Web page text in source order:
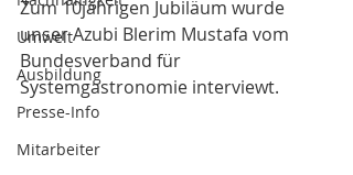
Umwelt
Ausbildung
Presse-Info
Mitarbeiter
Zum 10jährigen Jubiläum wurde
unser Azubi Blerim Mustafa vom
Bundesverband für
Systemgastronomie interviewt.